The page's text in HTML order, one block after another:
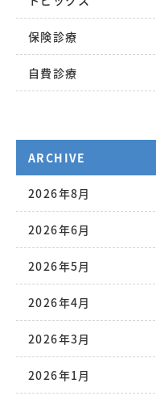
保険診療
自費診療
ARCHIVE
2026年8月
2026年6月
2026年5月
2026年4月
2026年3月
2026年1月